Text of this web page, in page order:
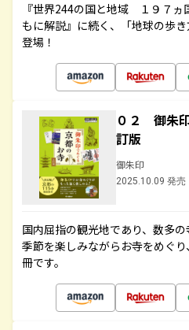
『世界244の国と地域 １９７ヵ
もに解説』に続く、「地球の歩
登場！
０２ 御朱
訂版
御朱印
2025.10.09 発売
国内屈指の観光地であり、数多の
季節を楽しみながらお寺をめぐ
冊です。